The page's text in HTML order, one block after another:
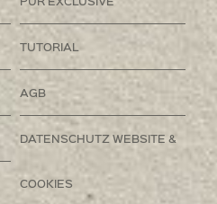
TUTORIAL
AGB
DATENSCHUTZ WEBSITE &
COOKIES